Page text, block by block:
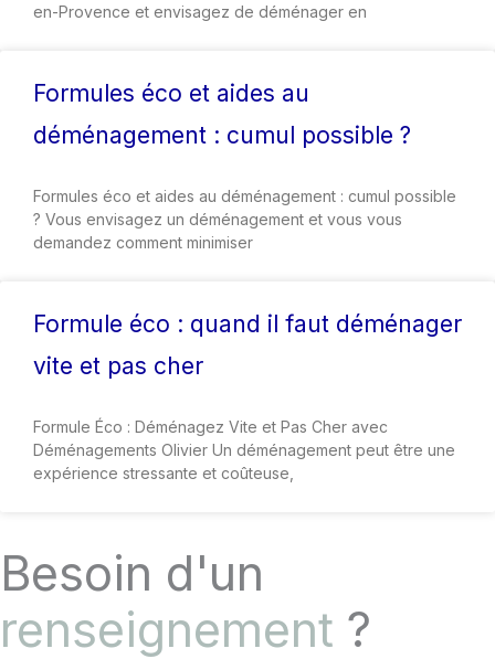
en-Provence et envisagez de déménager en
Formules éco et aides au
déménagement : cumul possible ?
Formules éco et aides au déménagement : cumul possible
? Vous envisagez un déménagement et vous vous
demandez comment minimiser
Formule éco : quand il faut déménager
vite et pas cher
Formule Éco : Déménagez Vite et Pas Cher avec
Déménagements Olivier Un déménagement peut être une
expérience stressante et coûteuse,
Besoin d'un
renseignement ?